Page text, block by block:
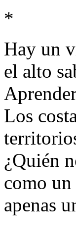
*
Hay un
el alto
Los
¿Quién
como un
apenas